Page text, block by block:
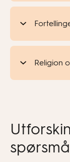
Religion